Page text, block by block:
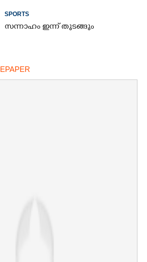
SPORTS
സന്നാഹം ഇന്ന് തുടങ്ങും
EPAPER